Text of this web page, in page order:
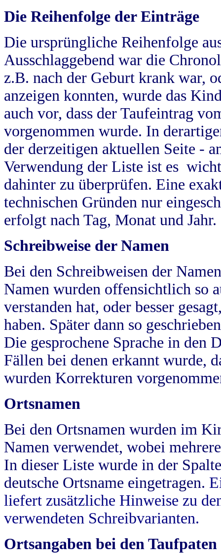
Die Reihenfolge der Einträge
Die ursprüngliche Reihenfolge
Ausschlaggebend war die
z.B. nach der Geburt krank war,
anzeigen konnten, wurde das
auch vor, dass der Taufeintrag
vorgenommen wurde. In
der derzeitigen aktuellen Seite -
Verwendung der Liste ist es
dahinter zu überprüfen. Eine
technischen Gründen nur
erfolgt nach Tag, Monat und Jahr.
Schreibweise der Namen
Bei den Schreibweisen der
Namen wurden offensichtlich so
verstanden hat, oder besser
haben. Später dann so
Die gesprochene Sprache in
Fällen bei denen erkannt wurde,
wurden Korrekturen
Ortsnamen
Bei den Ortsnamen wurden im
Namen verwendet, wobei
In dieser Liste wurde in der
deutsche Ortsname eingetragen.
liefert zusätzliche Hinweise zu
verwendeten Schreibvarianten.
Ortsangaben bei den Taufpaten